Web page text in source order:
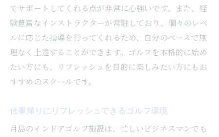
てサポートしてくれる点が非常に心強いです。また、経
験豊富なインストラクターが常駐しており、個々のレベ
ルに応じた指導を行ってくれるため、自分のペースで無
理なく上達することができます。ゴルフを本格的に始め
たい方にも、リフレッシュを目的に楽しみたい方にもお
すすめのスクールです。
仕事帰りにリフレッシュできるゴルフ環境
月島のインドアゴルフ施設は、忙しいビジネスマンでも